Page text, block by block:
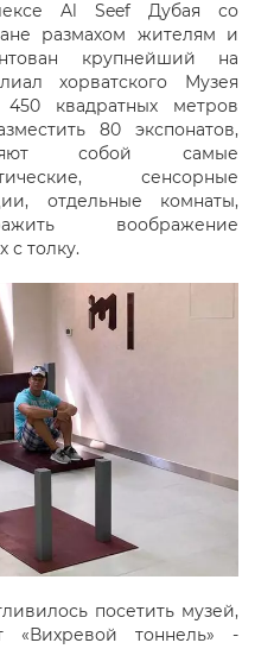
Al Seef Дубая со
размахом жителям и
крупнейший на
хорватского Музея
квадратных метров
80 экспонатов,
собой самые
сенсорные
отдельные комнаты,
воображение
с толку.
посетить музей,
«Вихревой тоннель» -